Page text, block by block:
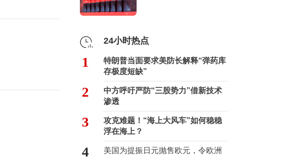
24小时热点
1
特朗普当面要求美防长解释“弹药库
存极度短缺”
2
中方呼吁严防“三股势力”借新技术
渗透
3
攻克难题！“海上大风车”如何稳稳
浮在海上？
4
美国为提振日元抛售欧元，令欧洲